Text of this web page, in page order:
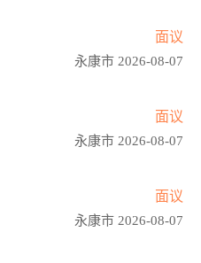
面议
永康市 2026-08-07
面议
永康市 2026-08-07
面议
永康市 2026-08-07